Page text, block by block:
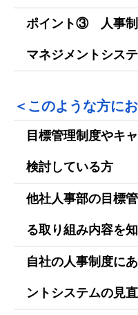
ポイント③ 人事制
マネジメントシス
＜このような方に
目標管理制度やキ
検討している方
他社人事部の目標
る取り組み内容を
自社の人事制度に
ントシステムの見